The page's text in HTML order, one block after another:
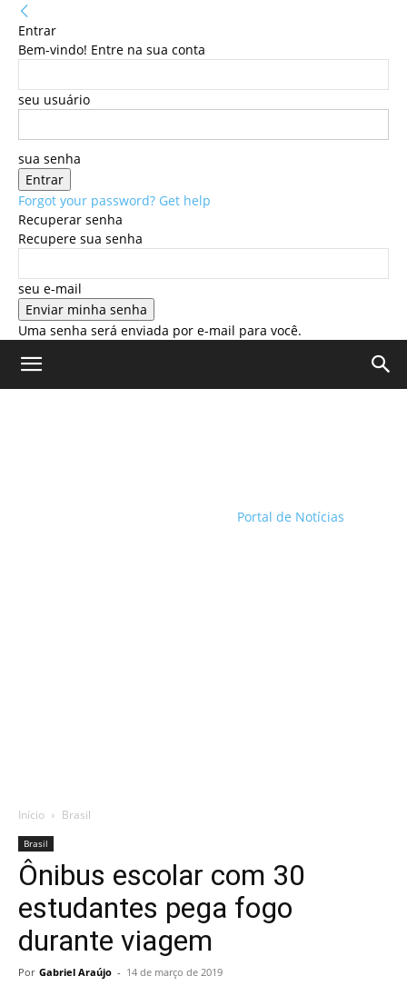
Entrar
Bem-vindo! Entre na sua conta
seu usuário
sua senha
Forgot your password? Get help
Recuperar senha
Recupere sua senha
seu e-mail
Uma senha será enviada por e-mail para você.
Portal de Notícias
Início Brasil
Brasil
Ônibus escolar com 30
estudantes pega fogo
durante viagem
Por Gabriel Araújo - 14 de março de 2019